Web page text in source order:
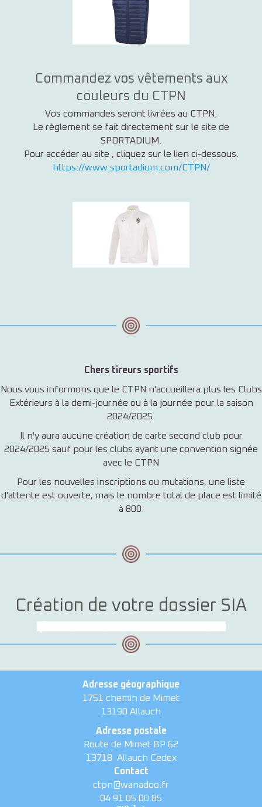
Commandez vos vêtements aux
couleurs du CTPN
Vos commandes seront livrées au CTPN.
Le règlement se fait directement sur le site de
SPORTADIUM.
Pour accéder au site , cliquez sur le lien ci-dessous.
https://www.sportadium.com/CTPN/
Chers tireurs sportifs
Nous vous informons que le CTPN n'accueillera plus les Clubs
Extérieurs à la demi-journée ou à la journée pour la saison
2024/2025.
Il n'y aura aucune création de carte second club pour
2024/2025 sauf pour les clubs ayant une convention signée
avec le CTPN
Pour les nouvelles inscriptions ou mutations, une liste
d'attente est ouverte, mais le nombre total de place est limité
à 800.
Création de votre dossier SIA
Adresse géographique
1751 chemin de Mimet
13190 Allauch
Adresse postale
Route de Mimet BP 62
13718 Allauch Cedex
Contact
ctpn@wanadoo.fr
04.91.05.00.85